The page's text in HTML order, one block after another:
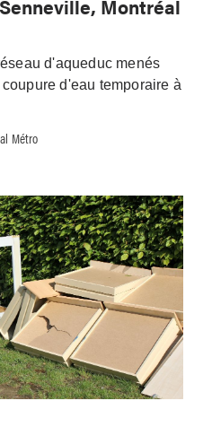
Montréal
d'aqueduc menés
d'eau temporaire à
Métro